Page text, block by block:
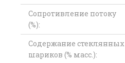
Сопротивление потоку
(%):
Содержание стеклянных
шариков (% масс.):